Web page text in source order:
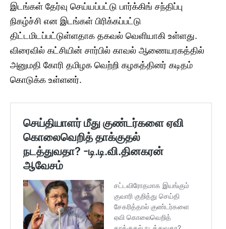
இடங்கள் தேர்வு செய்யப்பட்டு பார்க்கிங் சந்திப்பு
நிகழ்ச்சி என இடங்கள் பிரிக்கப்பட்டு
திட்டமிடப்பட்டுள்ளதாக தகவல் வெளியாகி உள்ளது.
விரைவில் கட்சியின் சார்பில் காவல் ஆணையரகத்தில்
அனுமதி கோரி தமிழக வெற்றி கழகத்தினர் கடிதம்
கொடுக்க உள்ளனர்.